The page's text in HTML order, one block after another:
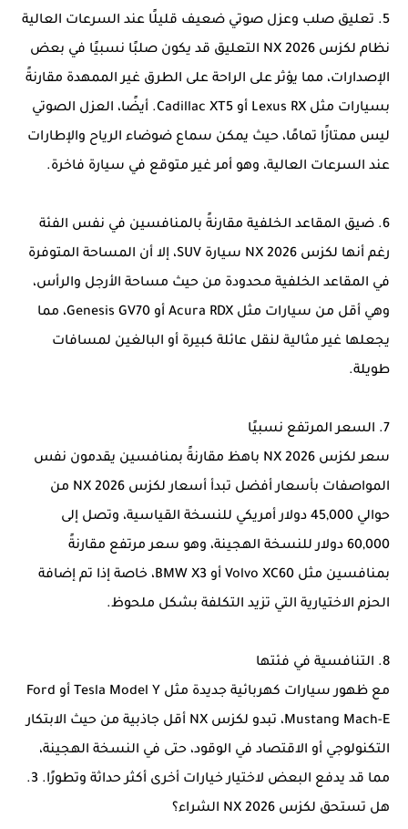
5. تعليق صلب وعزل صوتي ضعيف قليلًا عند السرعات العالية
نظام لكزس NX 2026 التعليق قد يكون صلبًا نسبيًا في بعض
الإصدارات، مما يؤثر على الراحة على الطرق غير الممهدة مقارنةً
بسيارات مثل Lexus RX أو Cadillac XT5. أيضًا، العزل الصوتي
ليس ممتازًا تمامًا، حيث يمكن سماع ضوضاء الرياح والإطارات
عند السرعات العالية، وهو أمر غير متوقع في سيارة فاخرة.
6. ضيق المقاعد الخلفية مقارنةً بالمنافسين في نفس الفئة
رغم أنها لكزس NX 2026 سيارة SUV، إلا أن المساحة المتوفرة
في المقاعد الخلفية محدودة من حيث مساحة الأرجل والرأس،
وهي أقل من سيارات مثل Acura RDX أو Genesis GV70، مما
يجعلها غير مثالية لنقل عائلة كبيرة أو البالغين لمسافات
طويلة.
7. السعر المرتفع نسبيًا
سعر لكزس NX 2026 باهظ مقارنةً بمنافسين يقدمون نفس
المواصفات بأسعار أفضل تبدأ أسعار لكزس NX 2026 من
حوالي 45,000 دولار أمريكي للنسخة القياسية، وتصل إلى
60,000 دولار للنسخة الهجينة، وهو سعر مرتفع مقارنةً
بمنافسين مثل Volvo XC60 أو BMW X3، خاصة إذا تم إضافة
الحزم الاختيارية التي تزيد التكلفة بشكل ملحوظ.
8. التنافسية في فئتها
مع ظهور سيارات كهربائية جديدة مثل Tesla Model Y أو Ford
Mustang Mach-E، تبدو لكزس NX أقل جاذبية من حيث الابتكار
التكنولوجي أو الاقتصاد في الوقود، حتى في النسخة الهجينة،
مما قد يدفع البعض لاختيار خيارات أخرى أكثر حداثة وتطورًا. 3.
هل تستحق لكزس NX 2026 الشراء؟